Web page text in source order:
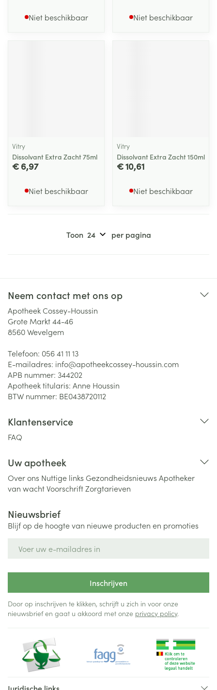
Niet beschikbaar Niet beschikbaar
Vitry
Dissolvant Extra Zacht 75ml
€ 6,97
Niet beschikbaar
Vitry
Dissolvant Extra Zacht 150ml
€ 10,61
Niet beschikbaar
Toon per pagina
Neem contact met ons op
Apotheek Cossey-Houssin
Grote Markt 44-46
8560Wevelgem
Telefoon: 056 41 11 13
E-mailadres: info@apotheekcossey-houssin.com
APB nummer: 344202
Apotheek titularis: Anne Houssin
BTW nummer: BE0438720112
Klantenservice
FAQ
Uw apotheek
Over ons Nuttige links Gezondheidsnieuws Apotheker
van wachtVoorschriftZorgtarieven
Nieuwsbrief
Blijf op de hoogte van nieuwe producten en promoties
Inschrijven
Door op inschrijven te klikken, schrijft u zich in voor onze
nieuwsbrief en gaat u akkoord met onze privacy policy.